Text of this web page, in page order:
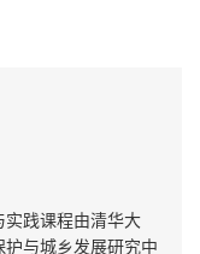
实践课程由清华大
与城乡发展研究中